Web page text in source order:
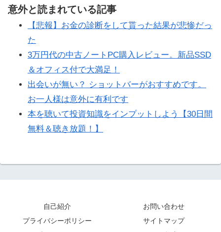
意外と読まれている記事
【悲報】お金の診断をして貰った結果が悲惨だっ
た
3万円代の中古ノートPC購入レビュー。新品SSD
＆オフィス付で大満足！
出会いが無い？ ショットバーがおすすめです。
お一人様は意外に有利です
本を聴いて投資知識をインプットしよう【30日間
無料＆聴き放題！】
自己紹介
お問い合わせ
プライバシーポリシー
サイトマップ